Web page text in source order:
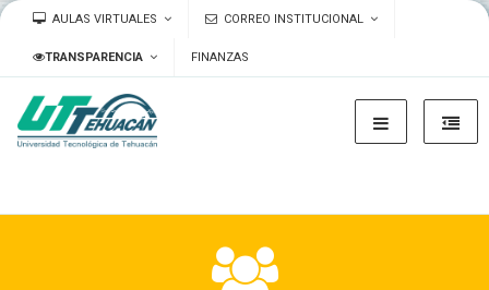
AULAS VIRTUALES CORREO INSTITUCIONAL
TRANSPARENCIA FINANZAS